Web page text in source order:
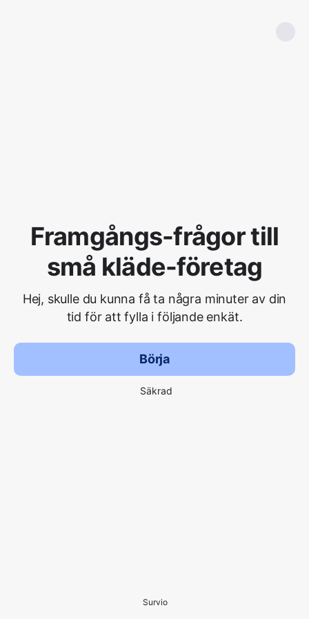
Framgångs-frågor till
små kläde-företag
Hej, skulle du kunna få ta några minuter av din
tid för att fylla i följande enkät.
Börja
Säkrad
Survio